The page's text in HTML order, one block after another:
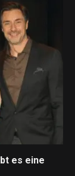
es eine